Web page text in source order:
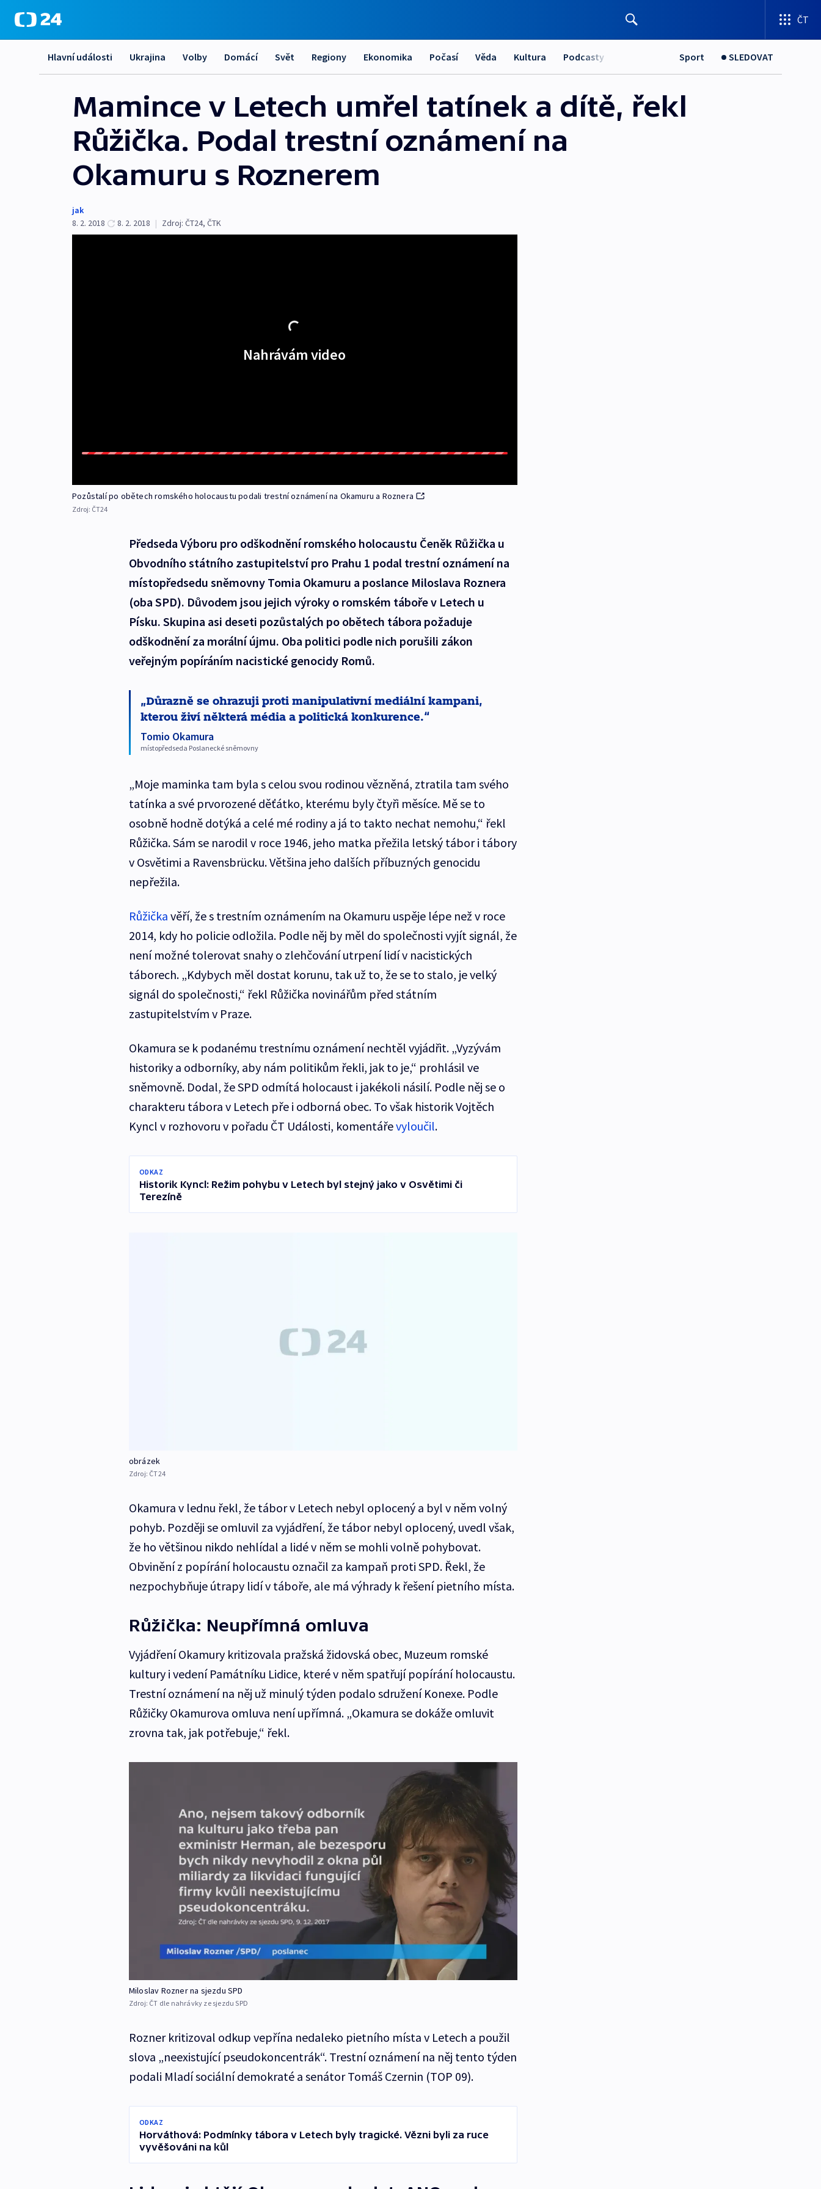
ČT
Hlavní události Ukrajina Volby Domácí Svět Regiony Ekonomika Počasí Věda Kultura Podcasty Sport SLEDOVAT
Mamince v Letech umřel tatínek a dítě, řekl
Růžička. Podal trestní oznámení na
Okamuru s Roznerem
jak
8. 2. 2018
8. 2. 2018 | Zdroj: ČT24, ČTK
Nahrávám video
Pozůstalí po obětech romského holocaustu podali trestní oznámení na Okamuru a Roznera
Zdroj: ČT24
Předseda Výboru pro odškodnění romského holocaustu Čeněk Růžička u
Obvodního státního zastupitelství pro Prahu 1 podal trestní oznámení na
místopředsedu sněmovny Tomia Okamuru a poslance Miloslava Roznera
(oba SPD). Důvodem jsou jejich výroky o romském táboře v Letech u
Písku. Skupina asi deseti pozůstalých po obětech tábora požaduje
odškodnění za morální újmu. Oba politici podle nich porušili zákon
veřejným popíráním nacistické genocidy Romů.
Důrazně se ohrazuji proti manipulativní mediální kampani,
kterou živí některá média a politická konkurence.
Tomio Okamura
místopředseda Poslanecké sněmovny
„Moje maminka tam byla s celou svou rodinou vězněná, ztratila tam svého
tatínka a své prvorozené děťátko, kterému byly čtyři měsíce. Mě se to
osobně hodně dotýká a celé mé rodiny a já to takto nechat nemohu,“ řekl
Růžička. Sám se narodil v roce 1946, jeho matka přežila letský tábor i tábory
v Osvětimi a Ravensbrücku. Většina jeho dalších příbuzných genocidu
nepřežila.
Růžička věří, že s trestním oznámením na Okamuru uspěje lépe než v roce
2014, kdy ho policie odložila. Podle něj by měl do společnosti vyjít signál, že
není možné tolerovat snahy o zlehčování utrpení lidí v nacistických
táborech. „Kdybych měl dostat korunu, tak už to, že se to stalo, je velký
signál do společnosti,“ řekl Růžička novinářům před státním
zastupitelstvím v Praze.
Okamura se k podanému trestnímu oznámení nechtěl vyjádřit. „Vyzývám
historiky a odborníky, aby nám politikům řekli, jak to je,“ prohlásil ve
sněmovně. Dodal, že SPD odmítá holocaust i jakékoli násilí. Podle něj se o
charakteru tábora v Letech pře i odborná obec. To však historik Vojtěch
Kyncl v rozhovoru v pořadu ČT Události, komentářevyloučil.
ODKAZ
Historik Kyncl: Režim pohybu v Letech byl stejný jako v Osvětimi či
Terezíně
obrázek
Zdroj: ČT24
Okamura v lednu řekl, že tábor v Letech nebyl oplocený a byl v něm volný
pohyb. Později se omluvil za vyjádření, že tábor nebyl oplocený, uvedl však,
že ho většinou nikdo nehlídal a lidé v něm se mohli volně pohybovat.
Obvinění z popírání holocaustu označil za kampaň proti SPD. Řekl, že
nezpochybňuje útrapy lidí v táboře, ale má výhrady k řešení pietního místa.
Růžička: Neupřímná omluva
Vyjádření Okamury kritizovala pražská židovská obec, Muzeum romské
kultury i vedení Památníku Lidice, které v něm spatřují popírání holocaustu.
Trestní oznámení na něj už minulý týden podalo sdružení Konexe. Podle
Růžičky Okamurova omluva není upřímná. „Okamura se dokáže omluvit
zrovna tak, jak potřebuje,“ řekl.
Miloslav Rozner na sjezdu SPD
Zdroj: ČT dle nahrávky ze sjezdu SPD
Rozner kritizoval odkup vepřína nedaleko pietního místa v Letech a použil
slova „neexistující pseudokoncentrák“. Trestní oznámení na něj tento týden
podali Mladí sociální demokraté a senátor Tomáš Czernin (TOP 09).
ODKAZ
Horváthová: Podmínky tábora v Letech byly tragické. Vězni byli za ruce
vyvěšováni na kůl